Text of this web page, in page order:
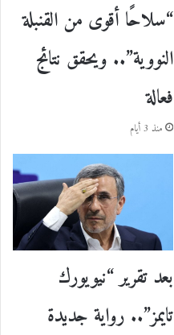
“سلاحًا أقوى من القنبلة
النووية”.. ويحقق نتائج
فعالة
منذ 3 أيام
بعد تقرير “نيويورك
تايمز”.. رواية جديدة